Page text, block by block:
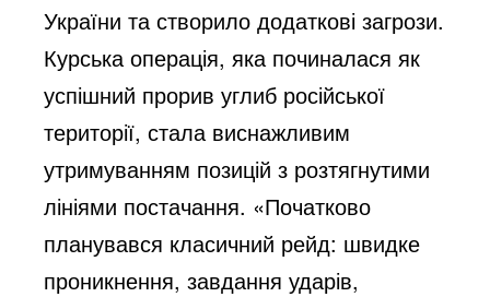
України та створило додаткові загрози.
Курська операція, яка починалася як
успішний прорив углиб російської
території, стала виснажливим
утримуванням позицій з розтягнутими
лініями постачання. «Початково
планувався класичний рейд: швидке
проникнення, завдання ударів,